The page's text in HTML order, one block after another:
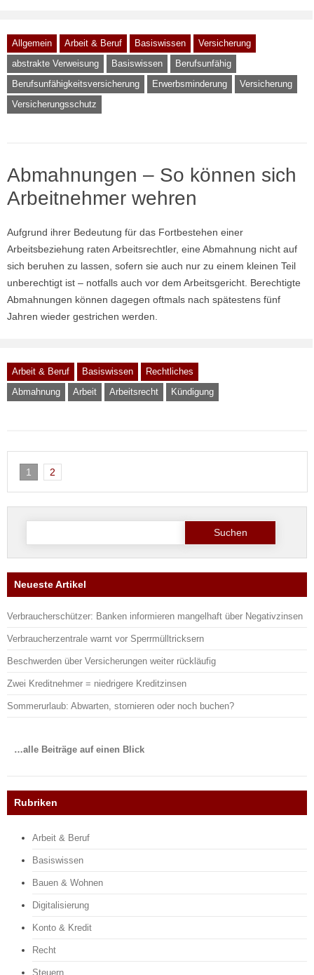
Allgemein Arbeit & Beruf Basiswissen
Versicherung
abstrakte Verweisung
Basiswissen
Berufsunfähig
Berufsunfähigkeitsversicherung
Erwerbsminderung
Versicherung
Versicherungsschutz
Abmahnungen – So können sich
Arbeitnehmer wehren
Aufgrund ihrer Bedeutung für das Fortbestehen einer
Arbeitsbeziehung raten Arbeitsrechtler, eine Abmahnung nicht auf
sich beruhen zu lassen, sofern sie auch nur zu einem kleinen Teil
unberechtigt ist – notfalls auch vor dem Arbeitsgericht. Berechtigte
Abmahnungen können dagegen oftmals nach spätestens fünf
Jahren wieder gestrichen werden.
Arbeit & Beruf Basiswissen
Rechtliches
Abmahnung
Arbeit Arbeitsrecht Kündigung
1 2
Suchen nach:
Neueste Artikel
Verbraucherschützer: Banken informieren mangelhaft über Negativzinsen
Verbraucherzentrale warnt vor Sperrmülltricksern
Beschwerden über Versicherungen weiter rückläufig
Zwei Kreditnehmer = niedrigere Kreditzinsen
Sommerurlaub: Abwarten, stornieren oder noch buchen?
…alle Beiträge auf einen Blick
Rubriken
Arbeit & Beruf
Basiswissen
Bauen & Wohnen
Digitalisierung
Konto & Kredit
Recht
Steuern